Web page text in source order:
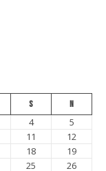
S N
4
5
11
12
18
19
25 26